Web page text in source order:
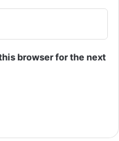
browser for the next